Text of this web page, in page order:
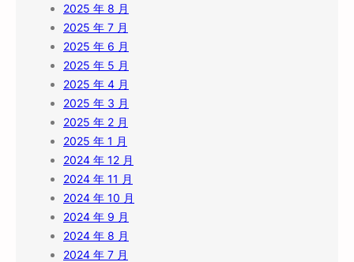
2025 年 8 月
2025 年 7 月
2025 年 6 月
2025 年 5 月
2025 年 4 月
2025 年 3 月
2025 年 2 月
2025 年 1 月
2024 年 12 月
2024 年 11 月
2024 年 10 月
2024 年 9 月
2024 年 8 月
2024 年 7 月